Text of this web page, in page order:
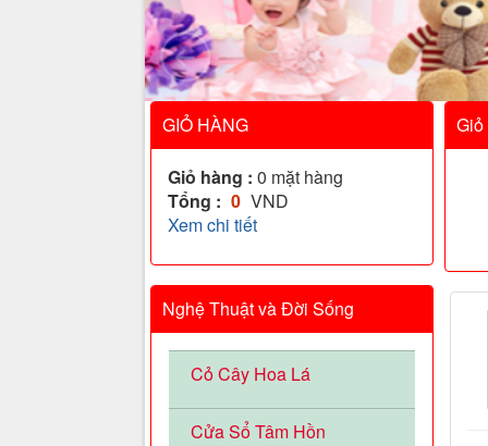
GIỎ HÀNG
Giỏ hàng : 0 mặt hàng
Tổng : 0 VND
Xem chi tiết
Nghệ Thuật và Đời Sống
Cỏ Cây Hoa Lá
Cửa Sổ Tâm Hồn